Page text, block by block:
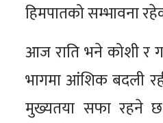
हिमपातको सम्भावना
आज राति भने कोशी र
भागमा आंशिक बदली
मुख्यतया सफा रहने